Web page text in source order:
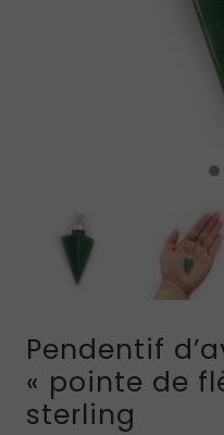
Pendentif
« pointe de
sterling